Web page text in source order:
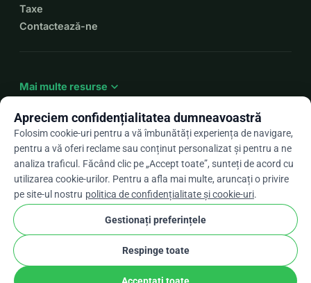
Taxe
Contactează-ne
Mai multe resurse expand_more
Roarrow_drop_down
★★★★★4,9 / 5 pe baza a peste 500 de recenzii
WhyDonate
Confidențialitate și cookie-uri
Termeni și condiții
Setările pentru cookie-uri
stripe checkPartener Verificat
Apreciem confidențialitatea dumneavoastră
Folosim cookie-uri pentru a vă îmbunătăți experiența de navigare,
pentru a vă oferi reclame sau conținut personalizat și pentru a ne
analiza traficul. Făcând clic pe „Accept toate”, sunteți de acord cu
utilizarea cookie-urilor. Pentru a afla mai multe, aruncați o privire
pe site-ul nostru politica de confidențialitate și cookie-uri.
Gestionați preferințele
Respinge toate